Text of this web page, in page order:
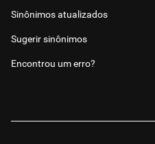
Sinônimos atualizados
Sugerir sinônimos
Encontrou um erro?